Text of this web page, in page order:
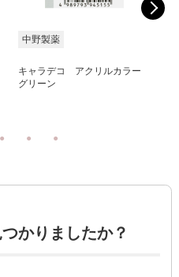
中野製薬
キャラデコ アクリルカラー
グリーン
かりましたか？